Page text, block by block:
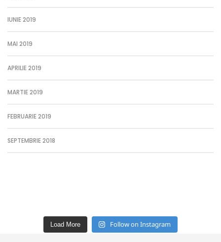
IUNIE 2019
MAI 2019
APRILIE 2019
MARTIE 2019
FEBRUARIE 2019
SEPTEMBRIE 2018
Load More Follow on Instagram